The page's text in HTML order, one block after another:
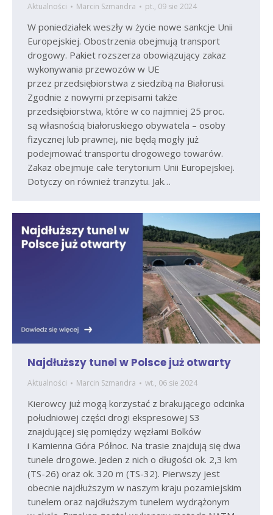
Aktualności Marcin Szmandra pt., 09 sie 2024
W poniedziałek weszły w życie nowe sankcje Unii
Europejskiej. Obostrzenia obejmują transport
drogowy. Pakiet rozszerza obowiązujący zakaz
wykonywania przewozów w UE
przez przedsiębiorstwa z siedzibą na Białorusi.
Zgodnie z nowymi przepisami także
przedsiębiorstwa, które w co najmniej 25 proc.
są własnością białoruskiego obywatela – osoby
fizycznej lub prawnej, nie będą mogły już
podejmować transportu drogowego towarów.
Zakaz obejmuje całe terytorium Unii Europejskiej.
Dotyczy on również tranzytu. Jak…
Najdłuższy tunel w Polsce już otwarty
Aktualności Marcin Szmandra wt., 06 sie 2024
Kierowcy już mogą korzystać z brakującego odcinka
południowej części drogi ekspresowej S3
znajdującej się pomiędzy węzłami Bolków
i Kamienna Góra Północ. Na trasie znajdują się dwa
tunele drogowe. Jeden z nich o długości ok. 2,3 km
(TS-26) oraz ok. 320 m (TS-32). Pierwszy jest
obecnie najdłuższym w naszym kraju pozamiejskim
tunelem oraz najdłuższym tunelem wydrążonym